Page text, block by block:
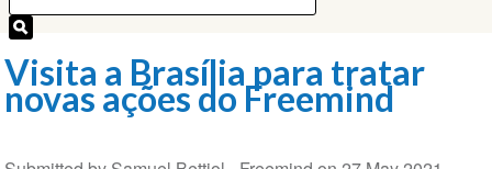
Visita a Brasília para tratar
novas ações do Freemind